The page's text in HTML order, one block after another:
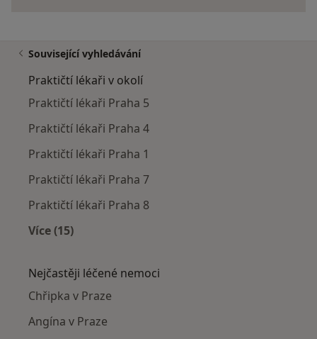
Související vyhledávání
Praktičtí lékaři v okolí
Praktičtí lékaři Praha 5
Praktičtí lékaři Praha 4
Praktičtí lékaři Praha 1
Praktičtí lékaři Praha 7
Praktičtí lékaři Praha 8
Více (15)
Nejčastěji léčené nemoci
Chřipka v Praze
Angína v Praze